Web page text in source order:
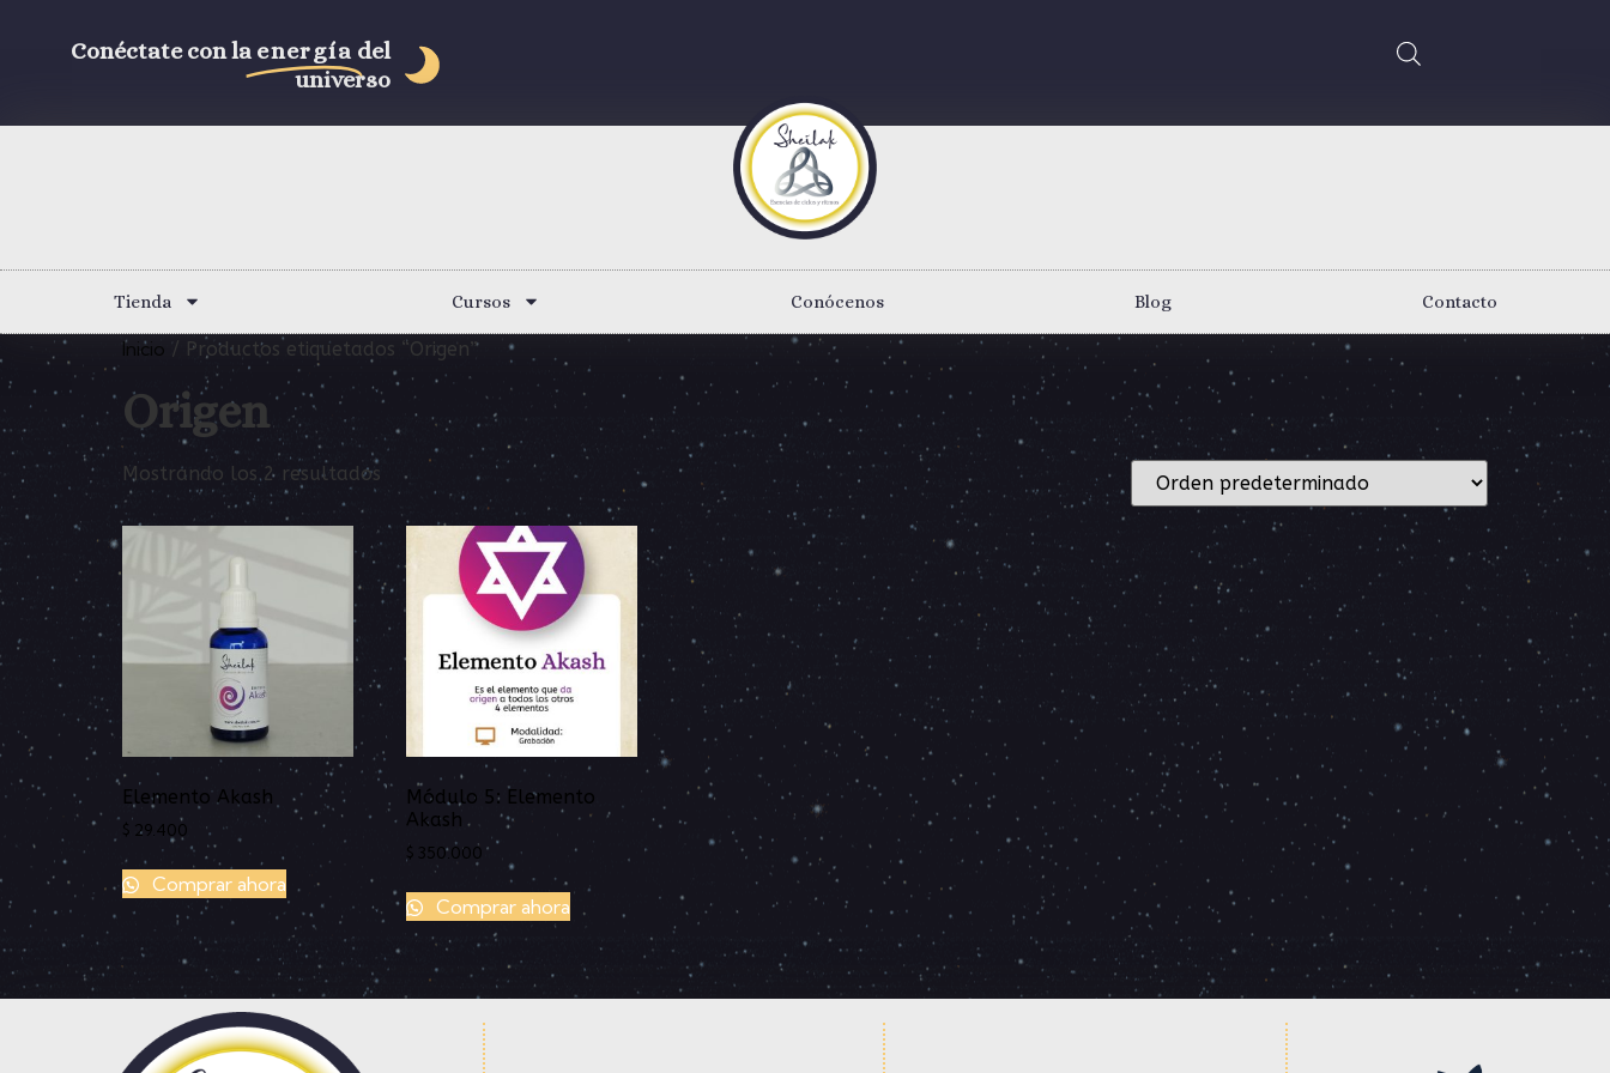
Conéctate con la energía del
universo
Tienda Cursos Conócenos Blog Contacto
Inicio / Productos etiquetados “Origen”
Origen
Mostrando los 2 resultados
Elemento Akash
$ 29.400
Comprar ahora
Módulo 5: Elemento
Akash
$ 350.000
Comprar ahora